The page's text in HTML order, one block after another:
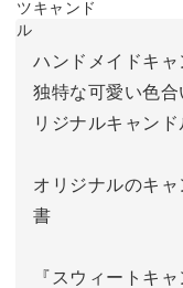
ハンドメイドキ
独特な可愛い色
リジナルキャンド
オリジナルのキ
書
『スウィートキ